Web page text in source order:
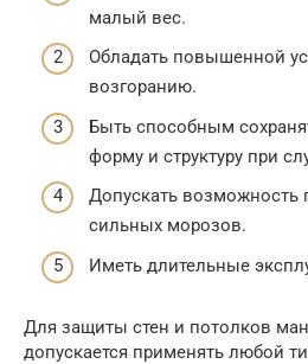
малый вес.
Обладать повышенной
возгоранию.
Быть способным
форму и структуру при
Допускать возможность
сильных морозов.
Иметь длительные
Для защиты стен и потолков
допускается применять любой